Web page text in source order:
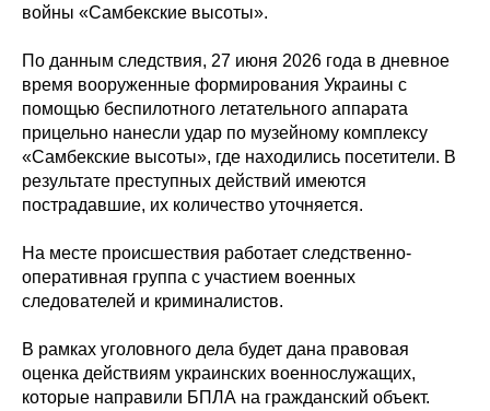
войны «Самбекские высоты».
По данным следствия, 27 июня 2026 года в дневное
время вооруженные формирования Украины с
помощью беспилотного летательного аппарата
прицельно нанесли удар по музейному комплексу
«Самбекские высоты», где находились посетители. В
результате преступных действий имеются
пострадавшие, их количество уточняется.
На месте происшествия работает следственно-
оперативная группа с участием военных
следователей и криминалистов.
В рамках уголовного дела будет дана правовая
оценка действиям украинских военнослужащих,
которые направили БПЛА на гражданский объект.